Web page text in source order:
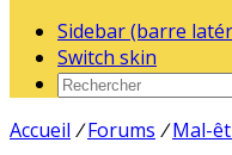
Sidebar (barre
Switch skin
Accueil / Forums / Mal-